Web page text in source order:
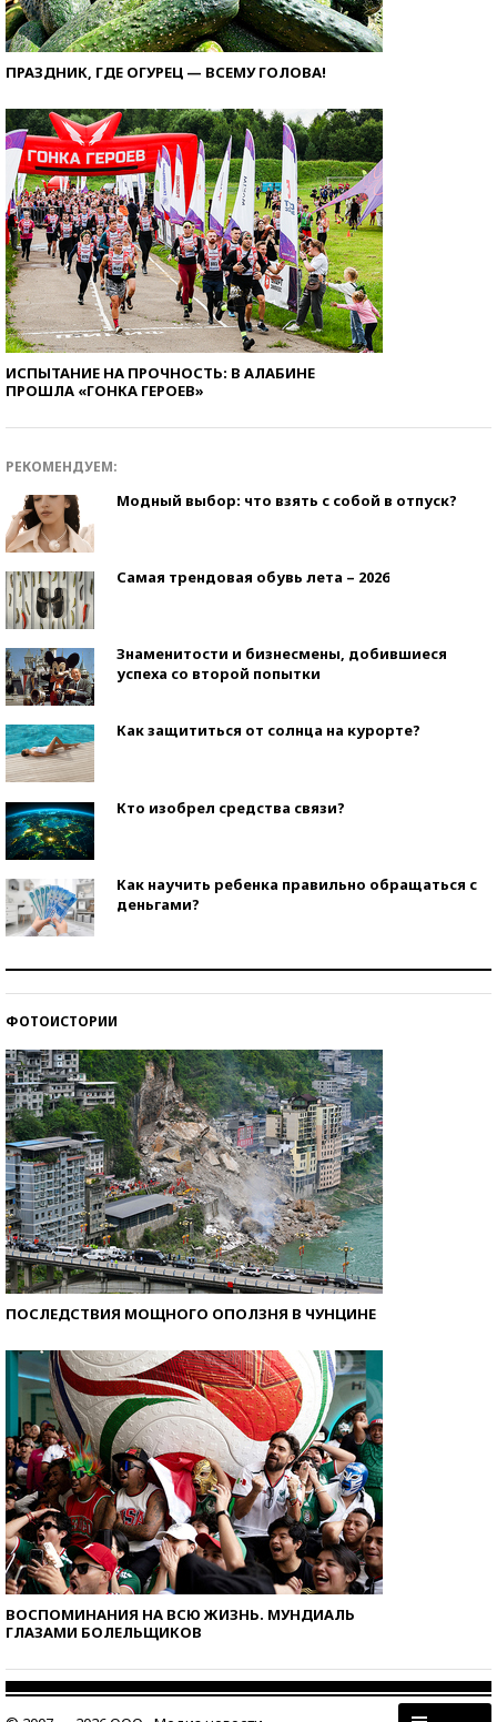
ПРАЗДНИК, ГДЕ ОГУРЕЦ — ВСЕМУ ГОЛОВА!
ИСПЫТАНИЕ НА ПРОЧНОСТЬ: В АЛАБИНЕ
ПРОШЛА «ГОНКА ГЕРОЕВ»
РЕКОМЕНДУЕМ:
Модный выбор: что взять с собой в отпуск?
Самая трендовая обувь лета – 2026
Знаменитости и бизнесмены, добившиеся
успеха со второй попытки
Как защититься от солнца на курорте?
Кто изобрел средства связи?
Как научить ребенка правильно обращаться с
деньгами?
ФОТОИСТОРИИ
ПОСЛЕДСТВИЯ МОЩНОГО ОПОЛЗНЯ В ЧУНЦИНЕ
ВОСПОМИНАНИЯ НА ВСЮ ЖИЗНЬ. МУНДИАЛЬ
ГЛАЗАМИ БОЛЕЛЬЩИКОВ